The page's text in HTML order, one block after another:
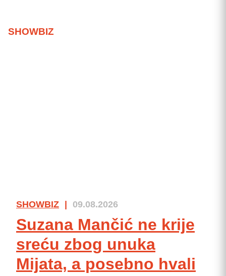
SHOWBIZ
SHOWBIZ 09.08.2026
Suzana Mančić ne krije
sreću zbog unuka
Mijata, a posebno hvali